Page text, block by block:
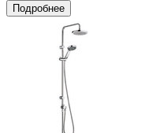
Подробнее